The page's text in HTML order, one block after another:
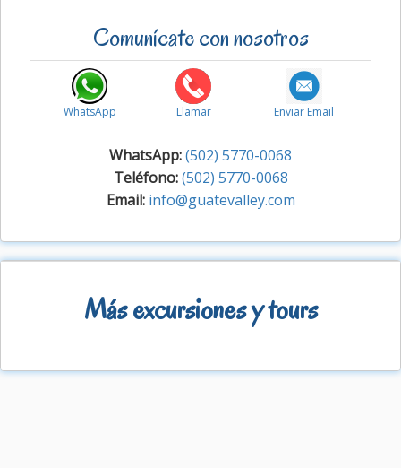
Comunícate con nosotros
WhatsApp Llamar Enviar Email
WhatsApp:(502) 5770-0068
Teléfono: (502) 5770-0068
Email: info@guatevalley.com
Más excursiones y tours